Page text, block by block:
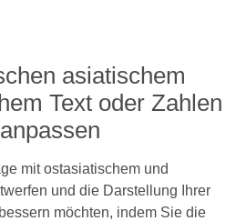
asiatischem
Text oder Zahlen
mit ostasiatischem und
und die Darstellung Ihrer
möchten, indem Sie die